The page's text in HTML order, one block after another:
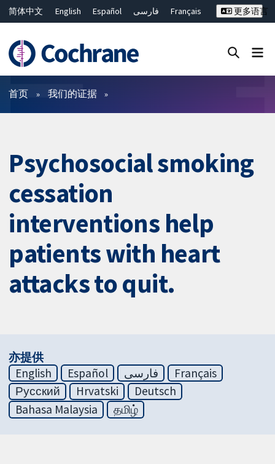
简体中文 English Español فارسی
Français
ไทย
繁體中文
更多语言
过滤
首页 我们的证据
Psychosocial smoking
cessation
interventions help
patients with heart
attacks to quit.
亦提供
English
Español فارسی
Français
Русский
Hrvatski
Deutsch
Bahasa Malaysia
தமிழ்